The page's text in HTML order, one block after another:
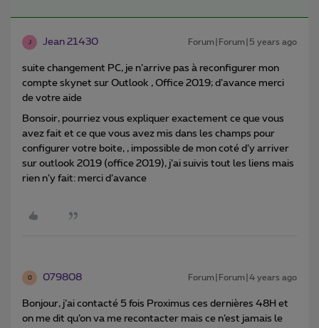
J Jean 21430 Forum|Forum|5 years ago
suite changement PC, je n’arrive pas à reconfigurer mon
compte skynet sur Outlook , Office 2019; d’avance merci
de votre aide
Bonsoir, pourriez vous expliquer exactement ce que vous
avez fait et ce que vous avez mis dans les champs pour
configurer votre boite, , impossible de mon coté d’y arriver
sur outlook 2019 (office 2019), j’ai suivis tout les liens mais
rien n’y fait: merci d’avance
0 079808 Forum|Forum|4 years ago
Bonjour, j’ai contacté 5 fois Proximus ces dernières 48H et
on me dit qu’on va me recontacter mais ce n’est jamais le